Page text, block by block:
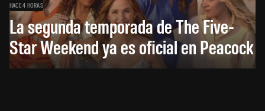
HACE 4 HORAS
La segunda temporada de The Five-
Star Weekend ya es oficial en Peacock